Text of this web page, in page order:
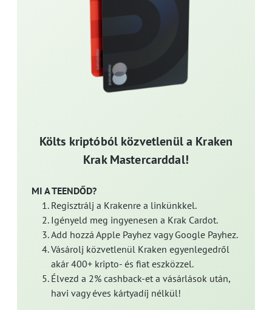
Költs kriptóból közvetlenül a Kraken
Krak Mastercarddal!
MI A TEENDŐD?
Regisztrálj a Krakenre a linkünkkel.
Igényeld meg ingyenesen a Krak Cardot.
Add hozzá Apple Payhez vagy Google Payhez.
Vásárolj közvetlenül Kraken egyenlegedről
akár 400+ kripto- és fiat eszközzel.
Élvezd a 2% cashback-et a vásárlások után,
havi vagy éves kártyadíj nélkül!